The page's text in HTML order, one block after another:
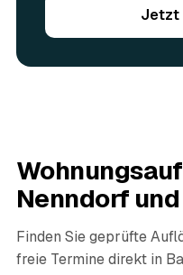
werden vor Ort
angerechnet — das
absetzbar?
In vielen Fällen ja: Als
lassen sich Arbeits-
Steuer absetzen, bei
Umständen als
ordentliche Rechnung
Jetzt
Nenndorf
Finden Sie geprüfte
freie Termine direkt in